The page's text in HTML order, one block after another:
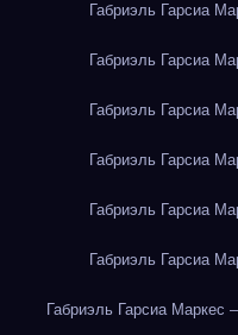
Габриэль Гарсиа
Габриэль Гарсиа
Габриэль Гарсиа
Габриэль Гарсиа
Габриэль Гарсиа
Габриэль Гарсиа
Габриэль Гарсиа Маркес